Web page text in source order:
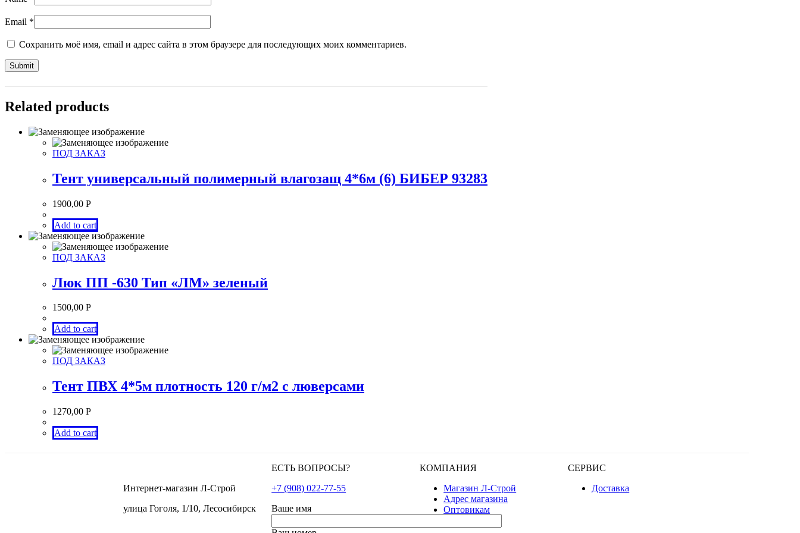
Email *
Сохранить моё имя, email и адрес сайта в этом браузере для последующих моих комментариев.
Related products
ПОД ЗАКАЗ
Тент универсальный полимерный влагозащ 4*6м (6) БИБЕР 93283
1900,00 Р
Add to cart
ПОД ЗАКАЗ
Люк ПП -630 Тип «ЛМ» зеленый
1500,00 Р
Add to cart
ПОД ЗАКАЗ
Тент ПВХ 4*5м плотность 120 г/м2 с люверсами
1270,00 Р
Add to cart
Интернет-магазин Л-Строй
улица Гоголя, 1/10, Лесосибирск
ЕСТЬ ВОПРОСЫ?
+7 (908) 022-77-55
Ваше имя
КОМПАНИЯ
Магазин Л-Строй
Адрес магазина
Оптовикам
СЕРВИС
Доставка